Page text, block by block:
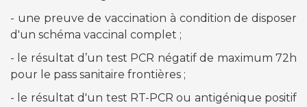
- une preuve de vaccination à condition de disposer
d'un schéma vaccinal complet ;
- le résultat d’un test PCR négatif de maximum 72h
pour le pass sanitaire frontières ;
- le résultat d'un test RT-PCR ou antigénique positif